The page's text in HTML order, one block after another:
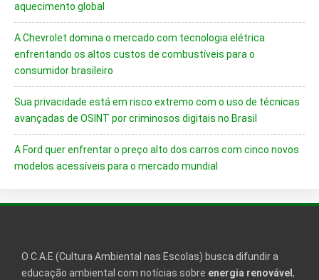
aquecimento global
A Chevrolet domina o mercado com tecnologia elétrica
enfrentando os altos custos de combustíveis para o
consumidor brasileiro
Sua privacidade está em risco extremo com o uso de técnicas
avançadas de OSINT por criminosos digitais no Brasil
A Ford quer enfrentar o preço alto dos carros com cinco novos
modelos acessíveis para o mercado mundial
O C.A.E (Cultura Ambiental nas Escolas) busca difundir a
educação ambiental com notícias sobre energia renovável ,